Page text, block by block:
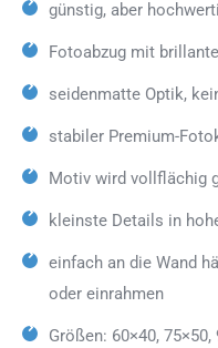
günstig, aber
Fotoabzug mit
seidenmatte Optik,
stabiler Premium-
Motiv wird vollflächig
kleinste Details in
einfach an die Wand
oder einrahmen
Größen: 60×40,